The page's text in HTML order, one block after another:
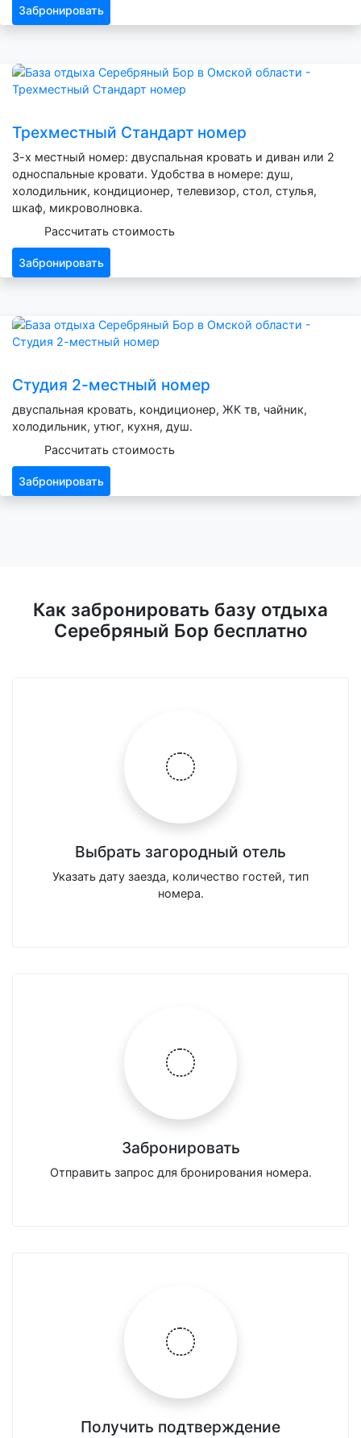
Забронировать
Трехместный Стандарт номер
3-х местный номер: двуспальная кровать и диван или 2
односпальные кровати. Удобства в номере: душ,
холодильник, кондиционер, телевизор, стол, стулья,
шкаф, микроволновка.
Рассчитать стоимость
Забронировать
Студия 2-местный номер
двуспальная кровать, кондиционер, ЖК тв, чайник,
холодильник, утюг, кухня, душ.
Рассчитать стоимость
Забронировать
Как забронировать базу отдыха
Серебряный Бор бесплатно
Выбрать загородный отель
Указать дату заезда, количество гостей, тип
номера.
Забронировать
Отправить запрос для бронирования номера.
Получить подтверждение